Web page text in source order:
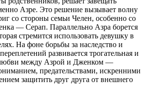
Азре. Это решение вызывает волну
со стороны семьи Челен, особенно со
— Серап. Параллельно Азра борется
стремится использовать девушку в
На фоне борьбы за наследство и
развивается трогательная и
любви между Азрой и Дженком —
предательствами, искренними
защитить друг друга от внешнего